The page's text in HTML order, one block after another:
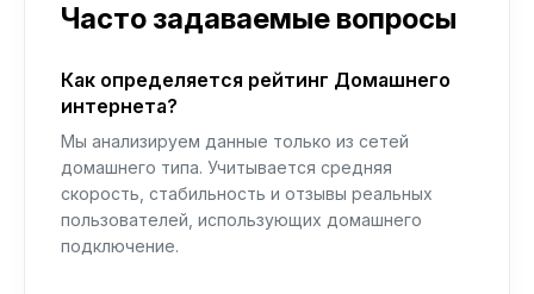
Часто задаваемые вопросы
Как определяется рейтинг Домашнего
интернета?
Мы анализируем данные только из сетей
домашнего типа. Учитывается средняя
скорость, стабильность и отзывы реальных
пользователей, использующих домашнего
подключение.